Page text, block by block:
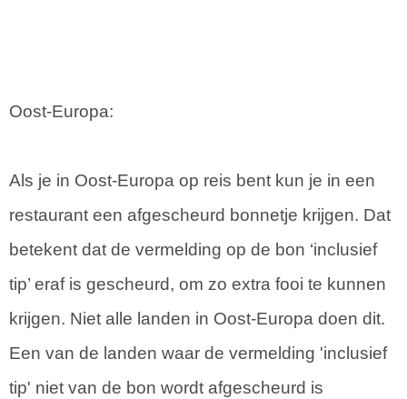
Oost-Europa:
Als je in Oost-Europa op reis bent kun je in een
restaurant een afgescheurd bonnetje krijgen. Dat
betekent dat de vermelding op de bon ‘inclusief
tip’ eraf is gescheurd, om zo extra fooi te kunnen
krijgen. Niet alle landen in Oost-Europa doen dit.
Een van de landen waar de vermelding 'inclusief
tip' niet van de bon wordt afgescheurd is